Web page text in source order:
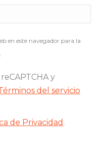
en este navegador para la
y
del servicio
de Privacidad .